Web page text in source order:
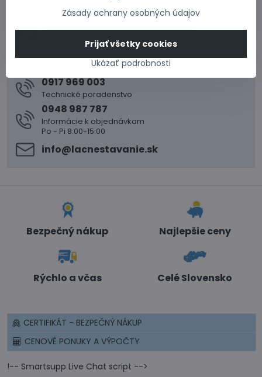
Strmienka - ohýbaná oceľ
Skladom u dodávateľa
0917 969 003
Technické poradenstvo
0948 987 787
Informácie k objednávkam
Po - Pi 8:00-15:00
info​@lacnestavanie​.sk
Bezpečný nákup Najlepšie ceny
Rýchlo a včas Celé Slovensko
CERTIFIKÁT - BEZPEČNÝ NÁKUP
CENOVÉ PONUKY A VÝPOČTY
!-- Smartsupp Live Chat script -->
Zásady ochrany osobných údajov
Ukázať podrobnosti
Prijať všetky cookies